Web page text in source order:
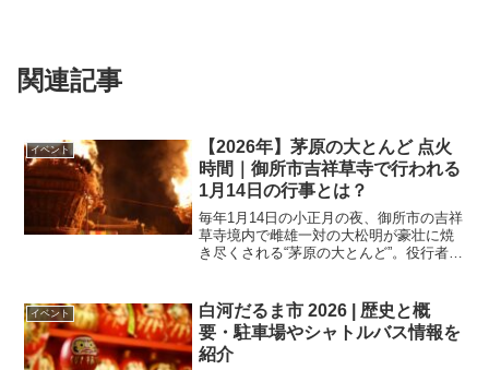
関連記事
イベント
【2026年】茅原の大とんど 点火
時間｜御所市吉祥草寺で行われる
1月14日の行事とは？
毎年1月14日の小正月の夜、御所市の吉祥
草寺境内で雌雄一対の大松明が豪壮に焼
き尽くされる“茅原の大とんど”。役行者が
の始まりだといいます。その後に茅原の
村ができたそうです…
イベント
白河だるま市 2026 | 歴史と概
要・駐車場やシャトルバス情報を
紹介